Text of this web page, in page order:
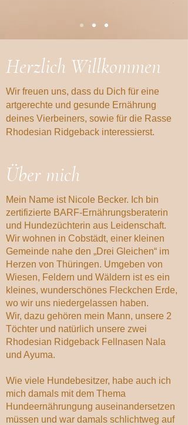
Herzlich Willkommen
Wir freuen uns, dass du Dich für eine
artgerechte und gesunde Ernährung
deines Vierbeiners, sowie für die Rasse
Rhodesian Ridgeback interessierst.
Über mich
Mein Name ist Nicole Becker. Ich bin
zertifizierte BARF-Ernährungsberaterin
und Hundezüchterin aus Leidenschaft.
Wir wohnen in Cobstädt, einer kleinen
Gemeinde nahe den „Drei Gleichen“ im
Herzen von Thüringen. Umgeben von
Wiesen, Feldern und Wäldern ist es ein
kleines, wunderschönes Fleckchen Erde,
wo wir uns niedergelassen haben.
Wir, dazu gehören mein Mann, unsere 2
Töchter und natürlich unsere zwei
Rhodesian Ridgeback Fellnasen Nala
und Ayuma.
Wie viele Hundebesitzer, habe auch ich
mich damals mit dem Thema
Hundeernährungung auseinandersetzen
müssen und war damals schlichtweg auf